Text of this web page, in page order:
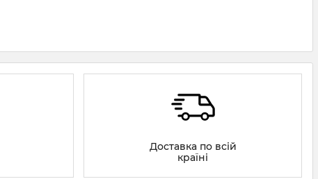
Доставка по всій
країні